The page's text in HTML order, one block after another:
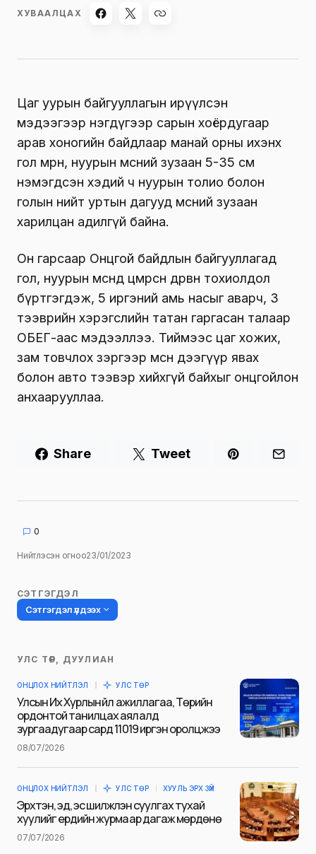
ХУВААЛЦАХ
Цаг уурын байгууллагын ирүүлсэн
мэдээгээр нэгдүгээр сарын хоёрдугаар
арав хоногийн байдлаар манай орны ихэнх
гол мөрөн, нуурын мөсний зузаан 5-35 см
нэмэгдсэн хэдий ч нуурын толио болон
голын нийт уртын дагууд мөсний зузаан
харилцан адилгүй байна.
Он гарсаар Онцгой байдлын байгууллагад
гол, нуурын мөсөнд цөмөрсөн дөрвөн тохиолдол
бүртгэгдэж, 5 иргэний амь насыг аварч, 3
тээврийн хэрэгслийн татан гаргасан талаар
ОБЕГ-аас мэдээллээ. Тиймээс цаг хожих,
зам товчлох зэргээр мөсөн дээгүүр явах
болон авто тээвэр хийхгүй байхыг онцгойлон
анхаарууллаа.
Share Tweet
0
Нийтлэсэн огноо23/01/2023
СЭТГЭГДЭЛ
Сэтгэгдэл үлдээх
Таны имэйл хаягийг нийтлэхгүй.
тэмдэглэсэн
Name
УЛС ТӨР, ДУУЛИАН
ОНЦЛОХ НИЙТЛЭЛ УЛС ТӨР
Улсын Их Хурлын үйл ажиллагаа, Төрийн
ордонтой танилцах аялалд
зургаадугаар сард 11019 иргэн оролцжээ
08/07/2026
ОНЦЛОХ НИЙТЛЭЛ УЛС ТӨР ХУУЛЬ ЭРХ ЗҮЙ
Эрхтэн, эд, эс шилжүүлэн суулгах тухай
хуулийг ердийн журмаар дагаж мөрдөнө
07/07/2026